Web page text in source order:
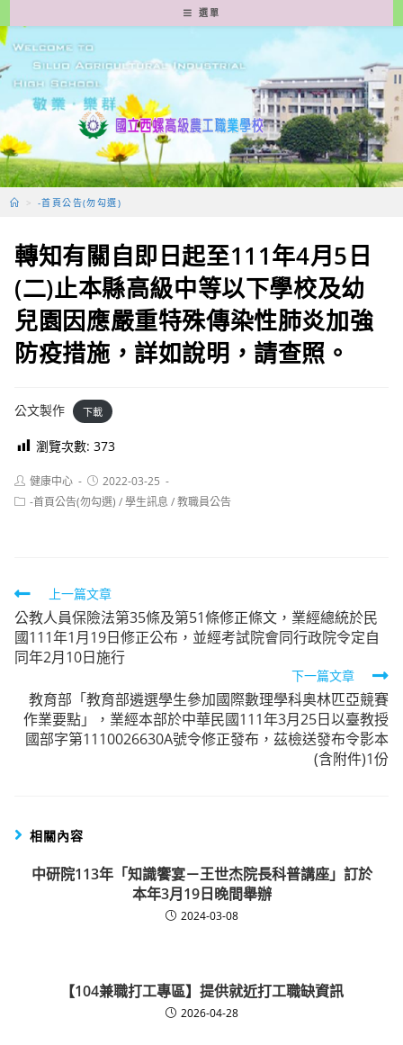
轉
至
要
容
選單
> -首頁公告(勿勾選)
轉知有關自即日起至111年4月5日
(二)止本縣高級中等以下學校及幼
兒園因應嚴重特殊傳染性肺炎加強
防疫措施，詳如說明，請查照。
公文製作 下載
瀏覽次數: 373
Post
author:
健康中心
Post
published:
2022-03-25
Post-首頁公告(勿勾選) /學生訊息 /教職員公告
Read
more
articles
上一篇文章
公教人員保險法第35條及第51條修正條文，業經總統於民
國111年1月19日修正公布，並經考試院會同行政院令定自
同年2月10日施行
下一篇文章
教育部「教育部遴選學生參加國際數理學科奥林匹亞競賽
作業要點」，業經本部於中華民國111年3月25日以臺教授
國部字第1110026630A號令修正發布，茲檢送發布令影本
(含附件)1份
相關內容
中研院113年「知識饗宴－王世杰院長科普講座」訂於
本年3月19日晚間舉辦
2024-03-08
【104兼職打工專區】提供就近打工職缺資訊
2026-04-28